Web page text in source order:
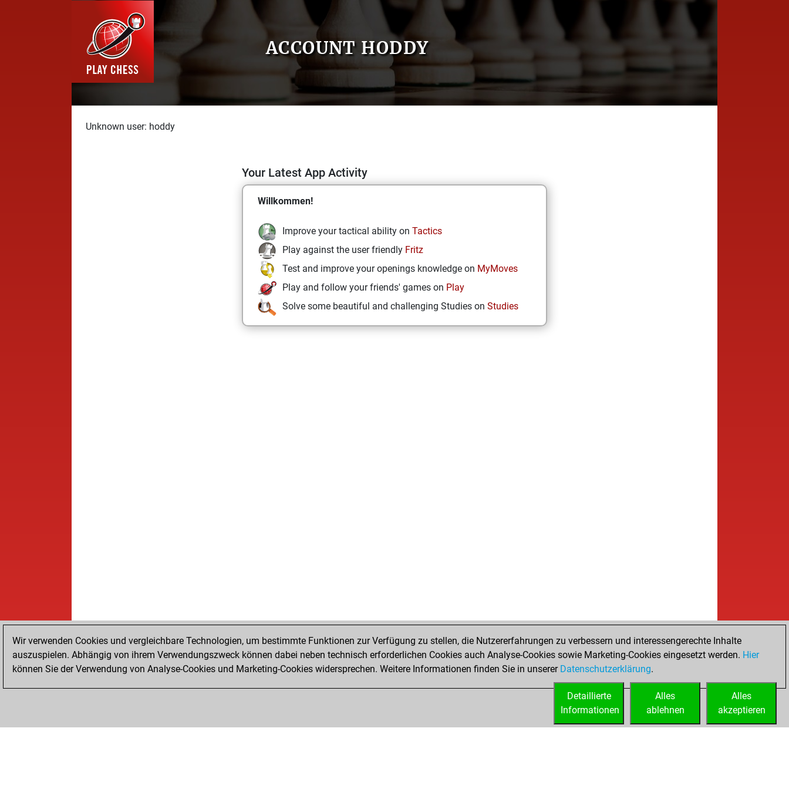
ACCOUNT HODDY
Unknown user: hoddy
Your Latest App Activity
Willkommen!
Improve your tactical ability on Tactics
Play against the user friendly Fritz
Test and improve your openings knowledge on MyMoves
Play and follow your friends' games on Play
Solve some beautiful and challenging Studies on Studies
Wir verwenden Cookies und vergleichbare Technologien, um bestimmte Funktionen zur Verfügung zu stellen, die Nutzererfahrungen zu verbessern und interessengerechte Inhalte
auszuspielen. Abhängig von ihrem Verwendungszweck können dabei neben technisch erforderlichen Cookies auch Analyse-Cookies sowie Marketing-Cookies eingesetzt werden. Hier
können Sie der Verwendung von Analyse-Cookies und Marketing-Cookies widersprechen. Weitere Informationen finden Sie in unserer Datenschutzerklärung.
Alles
akzeptieren
Alles
ablehnen
Detaillierte
Informationen